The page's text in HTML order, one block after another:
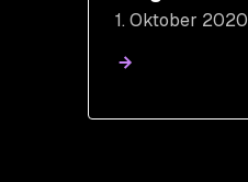
1. Oktober 2020